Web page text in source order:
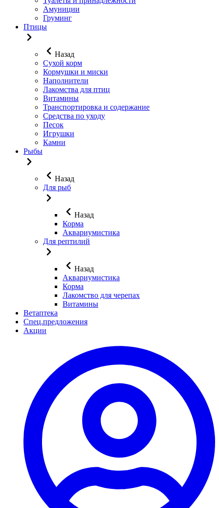
Амуниции
Груминг
Птицы
Назад
Сухой корм
Кормушки и миски
Наполнители
Лакомства для птиц
Витамины
Транспортировка и содержание
Средства по уходу
Песок
Игрушки
Камни
Рыбы
Назад
Для рыб
Назад
Корма
Аквариумистика
Для рептилий
Назад
Аквариумистика
Корма
Лакомство для черепах
Витамины
Ветаптека
Спец.предложения
Акции